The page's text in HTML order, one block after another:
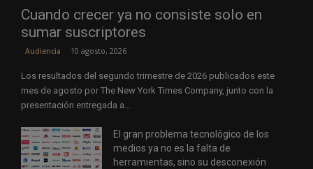
Cuando crecer ya no consiste solo en
sumar suscriptores
Audiencia 10 agosto, 2026
Los resultados del segundo trimestre de 2026 publicados este
mes de agosto por The New York Times Company, junto con la
presentación entregada a...
El gran problema tecnológico de los
medios ya no es la falta de
herramientas, sino su desconexión